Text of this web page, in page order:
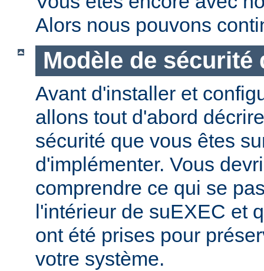
Alors nous pouvons
Modèle de sécurité
Avant d'installer et
allons tout d'abord
sécurité que vous êtes
d'implémenter. Vous
comprendre ce qui se
l'intérieur de suEXEC et
ont été prises pour
votre système.